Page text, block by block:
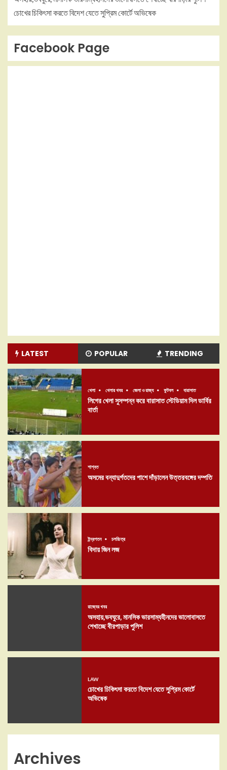
চোখের চিকিৎসা করতে বিদেশ যেতে সুপ্রিম কোর্টে অভিষেক
Facebook Page
LATEST POPULAR TRENDING
খেলা খেলার খবর জেলা ও রাজ্য ফুটবল বারাসাত
লিগের খেলা সুসম্পন্ন করে বারাসাত স্টেডিয়াম দিল ডার্বির
বার্তা
শাশ্বত
অসমের বন্যাদুর্গতদের পাশে দাঁড়ালেন উত্তরবঙ্গের দম্পতি
ইন্দ্রপতন চলচ্চিত্র
বিদায় জিন লজ
রাজ্যের খবর
অসহায়,ভবঘুরে, মানসিক ভারসাম্যহীনদের ভালোবাসতে
শেখাচ্ছে বীরপাড়ার পুলিশ
LAW
চোখের চিকিৎসা করতে বিদেশ যেতে সুপ্রিম কোর্টে
অভিষেক
Archives